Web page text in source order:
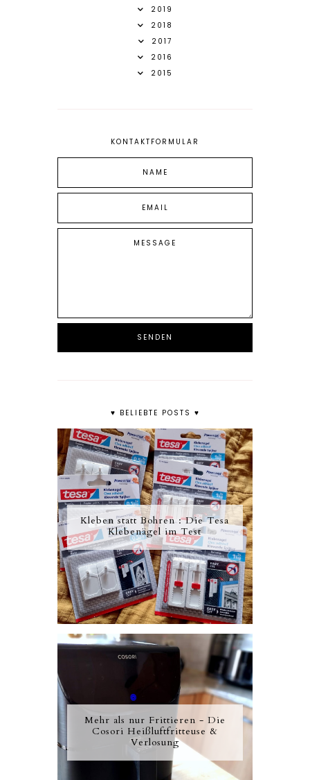
2019
2018
2017
2016
2015
KONTAKTFORMULAR
♥ BELIEBTE POSTS ♥
Kleben statt Bohren : Die Tesa
Klebenägel im Test
Mehr als nur Frittieren - Die
Cosori Heißluftfritteuse &
Verlosung